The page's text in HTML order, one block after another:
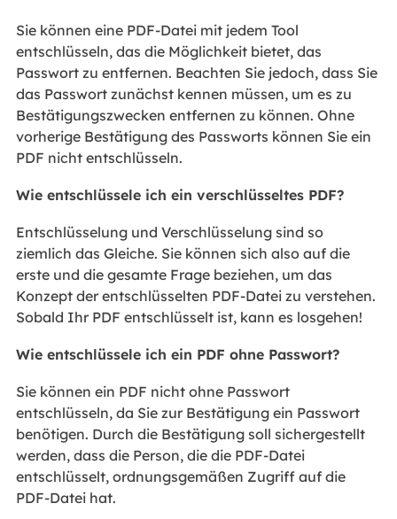
Sie können eine PDF-Datei mit jedem Tool
entschlüsseln, das die Möglichkeit bietet, das
Passwort zu entfernen. Beachten Sie jedoch, dass Sie
das Passwort zunächst kennen müssen, um es zu
Bestätigungszwecken entfernen zu können. Ohne
vorherige Bestätigung des Passworts können Sie ein
PDF nicht entschlüsseln.
Wie entschlüssele ich ein verschlüsseltes PDF?
Entschlüsselung und Verschlüsselung sind so
ziemlich das Gleiche. Sie können sich also auf die
erste und die gesamte Frage beziehen, um das
Konzept der entschlüsselten PDF-Datei zu verstehen.
Sobald Ihr PDF entschlüsselt ist, kann es losgehen!
Wie entschlüssele ich ein PDF ohne Passwort?
Sie können ein PDF nicht ohne Passwort
entschlüsseln, da Sie zur Bestätigung ein Passwort
benötigen. Durch die Bestätigung soll sichergestellt
werden, dass die Person, die die PDF-Datei
entschlüsselt, ordnungsgemäßen Zugriff auf die
PDF-Datei hat.